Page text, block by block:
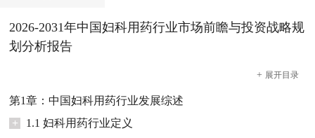
2026-2031年中国妇科用药行业市场前瞻与投资战略规
划分析报告
+ 展开目录
第1章：中国妇科用药行业发展综述
+
1.1 妇科用药行业定义